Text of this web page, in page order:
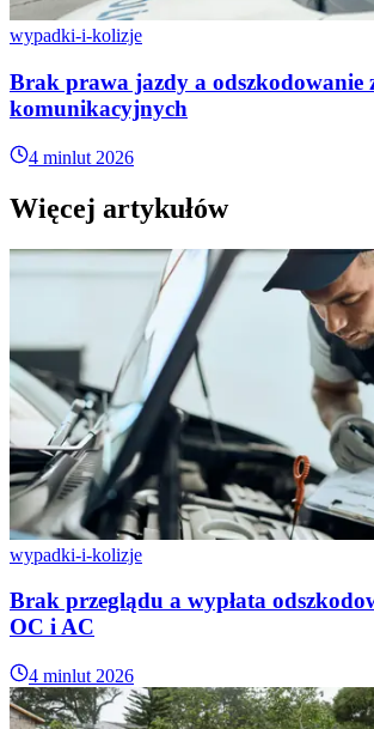
wypadki-i-kolizje
Brak prawa jazdy a odszkodowanie
komunikacyjnych
4 minlut 2026
Więcej artykułów
wypadki-i-kolizje
Brak przeglądu a wypłata
OC i AC
4 minlut 2026